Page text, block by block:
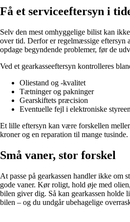
Få et serviceeftersyn i
Selv den mest omhyggelige bilist kan
over tid. Derfor er regelmæssige eftersyn
opdage begyndende problemer, før de
Ved et gearkasseeftersyn kontrolleres
Oliestand og -kvalitet
Tætninger og pakninger
Gearskiftets præcision
Eventuelle fejl i elektroniske
Et lille eftersyn kan være forskellen
kroner og en reparation til mange tusinde.
Små vaner, stor forskel
At passe på gearkassen handler ikke om
gode vaner. Kør roligt, hold øje med
bilen giver dig. Så kan gearkassen holde
bilen – og du undgår ubehagelige